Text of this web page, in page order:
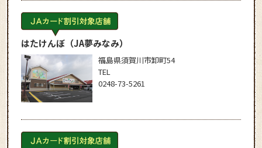
はたけんぼ（JA夢みなみ）
福島県須賀川市卸町54
TEL
0248-73-5261